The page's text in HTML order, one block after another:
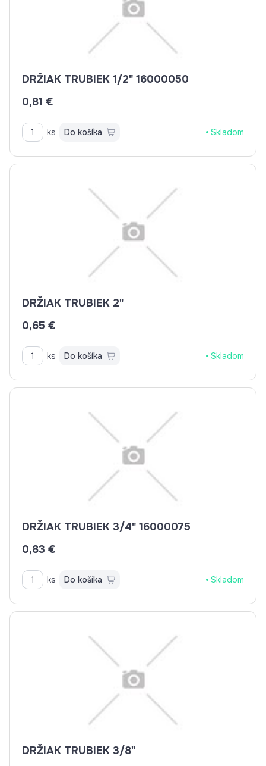
DRŽIAK TRUBIEK 1/2" 16000050
0,81 €
ks Do košíka Skladom
DRŽIAK TRUBIEK 2"
0,65 €
ks Do košíka Skladom
DRŽIAK TRUBIEK 3/4" 16000075
0,83 €
ks Do košíka Skladom
DRŽIAK TRUBIEK 3/8"